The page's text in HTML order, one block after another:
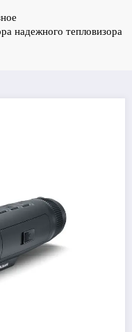
надежного тепловизора